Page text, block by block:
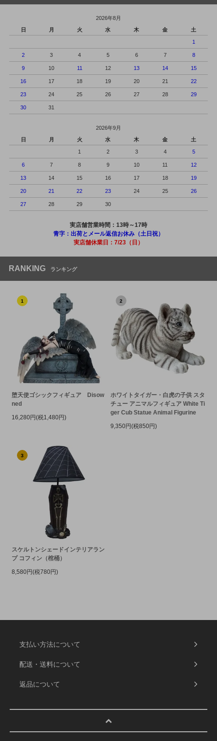
2026年8月
日
月 火 水 木 金 土
1
2 3 4 5 6 7 8
9 10 11 12 13 14 15
16 17 18 19 20 21 22
23 24 25 26 27 28 29
30 31
2026年9月
日
月 火 水 木 金 土
1 2 3 4 5
6 7 8 9 10 11 12
13 14 15 16 17 18 19
20 21 22 23 24 25 26
27 28 29 30
実店舗営業時間：13時～17時
青字：出荷とメール返信お休み（土日祝）
実店舗休業日：7/23（日）
RANKING ランキング
1
堕天使ゴシックフィギュア Disow
ned
16,280円(税1,480円)
2
ホワイトタイガー・白虎の子供 スタ
チュー アニマルフィギュア White Ti
ger Cub Statue Animal Figurine
9,350円(税850円)
3
スケルトンシェードインテリアラン
プ コフィン（棺桶）
8,580円(税780円)
支払い方法について
配送・送料について
返品について